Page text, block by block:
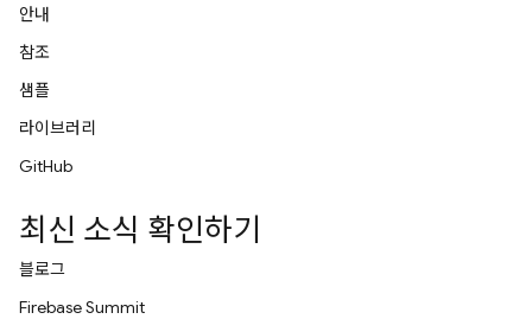
안내
참조
샘플
라이브러리
GitHub
최신 소식 확인하기
블로그
Firebase Summit